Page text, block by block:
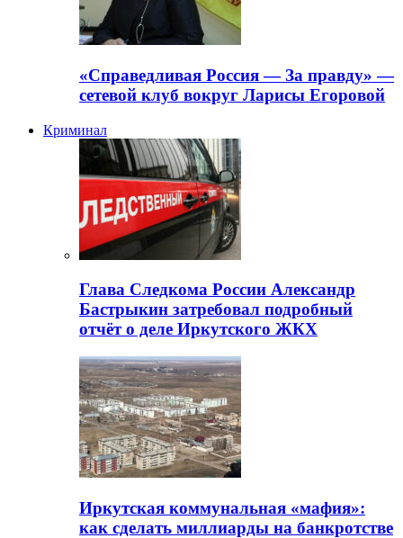
«Справедливая Россия — За правду» —
сетевой клуб вокруг Ларисы Егоровой
Криминал
Глава Следкома России Александр
Бастрыкин затребовал подробный
отчёт о деле Иркутского ЖКХ
Иркутская коммунальная «мафия»:
как сделать миллиарды на банкротстве